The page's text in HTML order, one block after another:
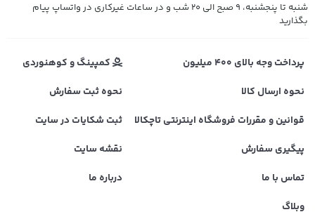
شنبه تا پنجشنبه، 9 صبح الی 20 شب و در ساعات غیرکاری در واتساپ پیام
بگذارید
پرداخت وجه بالای 400 میلیون
کمپینگ و کوهنوردی
نحوه ارسال کالا
نحوه ثبت سفارش
قوانین و مقررات فروشگاه اینترنتی تاچکالا
ثبت شکایات در سایت
پیگیری سفارش
نقشه سایت
تماس با ما
درباره ما
وبلاگ